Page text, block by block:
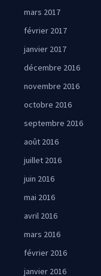
mars 2017
février 2017
janvier 2017
décembre 2016
novembre 2016
octobre 2016
septembre 2016
août 2016
juillet 2016
juin 2016
mai 2016
avril 2016
mars 2016
février 2016
janvier 2016